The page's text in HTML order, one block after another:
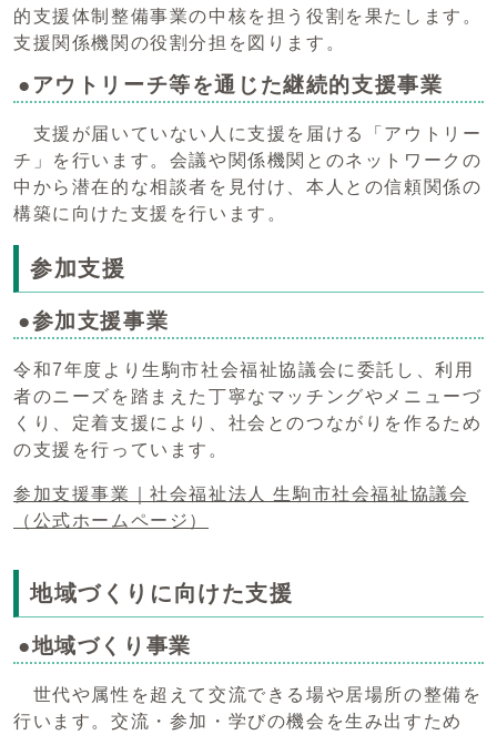
的支援体制整備事業の中核を担う役割を果たします。
支援関係機関の役割分担を図ります。
●アウトリーチ等を通じた継続的支援事業
支援が届いていない人に支援を届ける「アウトリー
チ」を行います。会議や関係機関とのネットワークの
中から潜在的な相談者を見付け、本人との信頼関係の
構築に向けた支援を行います。
参加支援
●参加支援事業
令和7年度より生駒市社会福祉協議会に委託し、利用
者のニーズを踏まえた丁寧なマッチングやメニューづ
くり、定着支援により、社会とのつながりを作るため
の支援を行っています。
参加支援事業｜社会福祉法人 生駒市社会福祉協議会
（公式ホームページ）
地域づくりに向けた支援
●地域づくり事業
世代や属性を超えて交流できる場や居場所の整備を
行います。交流・参加・学びの機会を生み出すため